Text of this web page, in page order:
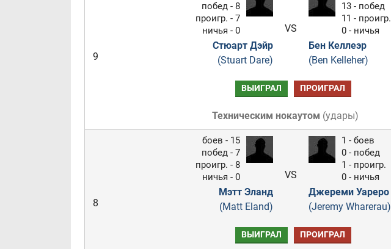
9
побед - 8
проигр. - 7
ничья - 0
Стюарт Дэйр
(Stuart Dare)
VS
13 - побед
11 - проигр.
0 - ничья
Бен Келлеэр
(Ben Kelleher)
ВЫИГРАЛ ПРОИГРАЛ
Техническим нокаутом (удары)
8
боев - 15
побед - 7
проигр. - 8
ничья - 0
Мэтт Эланд
(Matt Eland)
VS
1 - боев
0 - побед
1 - проигр.
0 - ничья
Джереми Уареро
(Jeremy Wharerau)
ВЫИГРАЛ ПРОИГРАЛ